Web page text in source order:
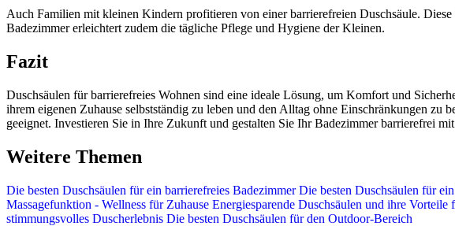
Auch Familien mit kleinen Kindern profitieren von einer barrierefreien Duschsäule.
Badezimmer erleichtert zudem die tägliche Pflege und Hygiene der Kleinen.
Fazit
Duschsäulen für barrierefreies Wohnen sind eine ideale Lösung, um Komfort und
ihrem eigenen Zuhause selbstständig zu leben und den Alltag ohne Einschränkungen
geeignet. Investieren Sie in Ihre Zukunft und gestalten Sie Ihr Badezimmer barrierefrei
Weitere Themen
Die besten Duschsäulen für ein barrierefreies BadezimmerDie besten Duschsäulen für
Massagefunktion - Wellness für Zuhause Energiesparende Duschsäulen und ihre
stimmungsvolles Duscherlebnis Die besten Duschsäulen für den Outdoor-Bereich